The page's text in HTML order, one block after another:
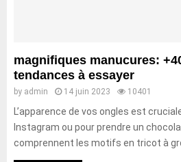
magnifiques manucures:
tendances à essayer
by admin 14 juin 2023 10401
L’apparence de vos ongles est
Instagram ou pour prendre un
comprennent les motifs en tricot à